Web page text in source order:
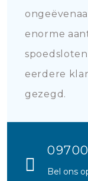
enorme
eerdere
gezegd.
Bel ons